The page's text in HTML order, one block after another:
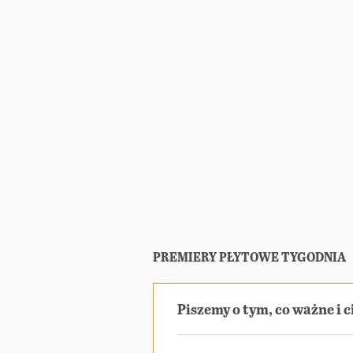
PREMIERY PŁYTOWE TYGODNIA
Piszemy o tym, co ważne i